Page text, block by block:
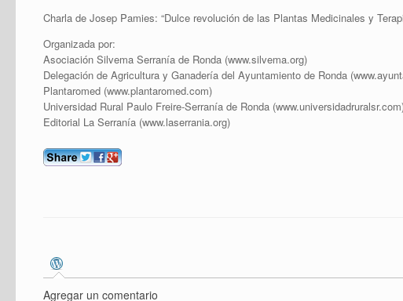
Charla de Josep Pamies: “Dulce revolución de las Plantas Medicinales y
Organizada por:
Asociación Silvema Serranía de Ronda (www.silvema.org)
Delegación de Agricultura y Ganadería del Ayuntamiento de Ronda
Plantaromed (www.plantaromed.com)
Universidad Rural Paulo Freire-Serranía de Ronda
Editorial La Serranía (www.laserrania.org)
Agregar un comentario